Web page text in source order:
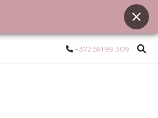
+372 591 99 309